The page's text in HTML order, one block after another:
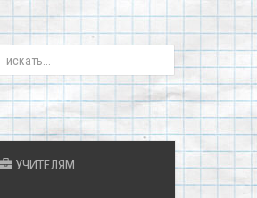
УЧИТЕЛЯМ